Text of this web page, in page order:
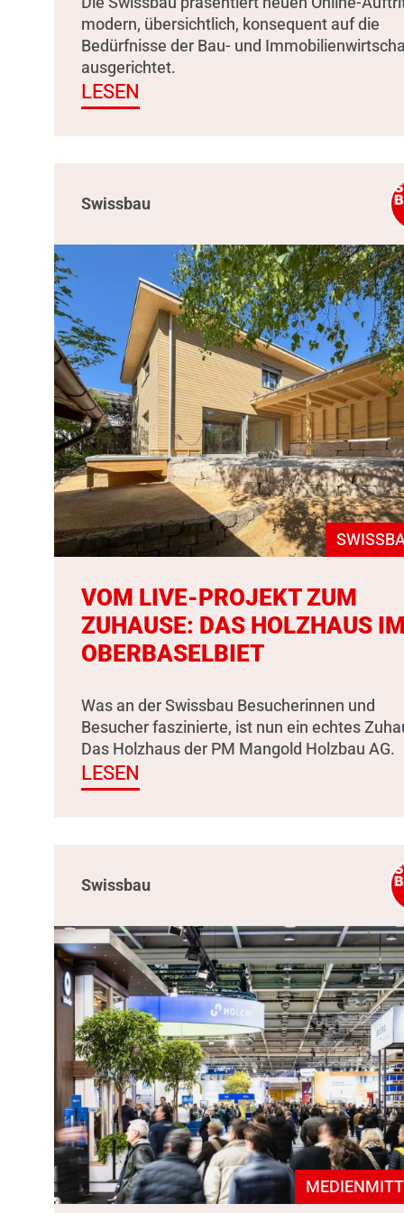
modern, übersichtlich, konsequent auf die
Bedürfnisse der Bau- und
ausgerichtet.
LESEN
Swissbau
VOM LIVE-PROJEKT ZUM
ZUHAUSE: DAS HOLZHAUS
OBERBASELBIET
Was an der Swissbau Besucherinnen und
Besucher faszinierte, ist nun ein echtes
Das Holzhaus der PM Mangold Holzbau AG.
LESEN
Swissbau